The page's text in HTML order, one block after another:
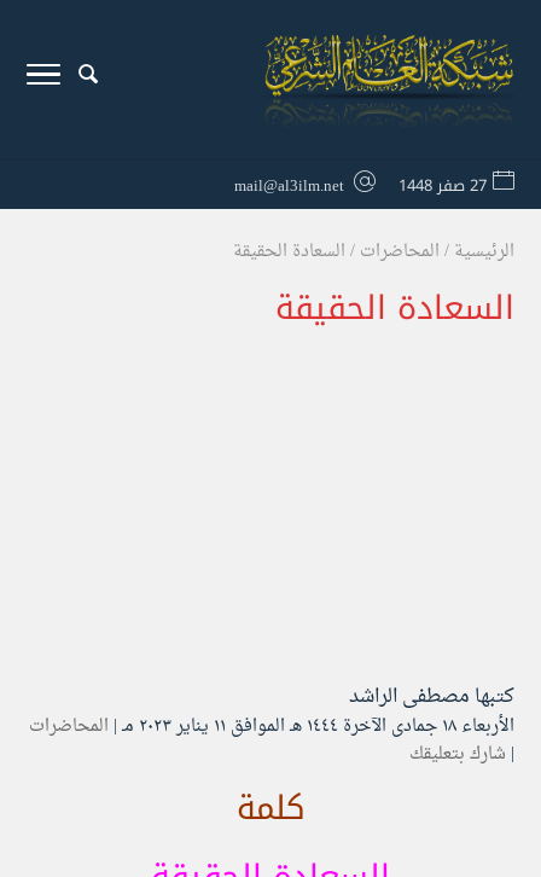
27 صفر 1448 mail@al3ilm.net
الرئيسية/المحاضرات/السعادة الحقيقة
السعادة الحقيقة
كتبها مصطفى الراشد
الأربعاء ۱۸ جمادى الآخرة ۱٤٤٤ هـ الموافق ۱۱ يناير ۲۰۲۳ مـ |
المحاضرات
| شارك بتعليقك
كلمة